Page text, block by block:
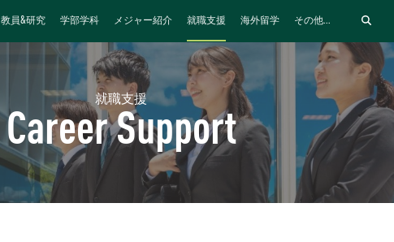
教員&研究 学部学科 メジャー紹介 就職支援 海外留学 その他...
就職支援
Career Support